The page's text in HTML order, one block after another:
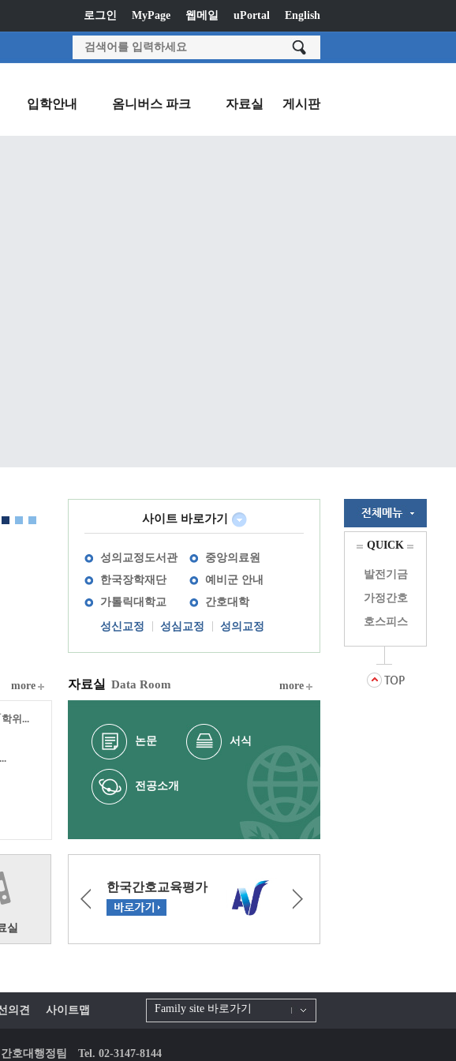
로그인 MyPage 웹메일 uPortal English
입학안내 옴니버스 파크 자료실 게시판
사이트 바로가기
성의교정도서관
한국장학재단
가톨릭대학교
중앙의료원
예비군 안내
간호대학
성신교정 성심교정 성의교정
위...
more 자료실 Data Room
논문 서식
전공소개
more
실
의견 사이트맵 Family site 바로가기
호대행정팀 Tel. 02-3147-8144
QUICK
발전기금
가정간호
호스피스